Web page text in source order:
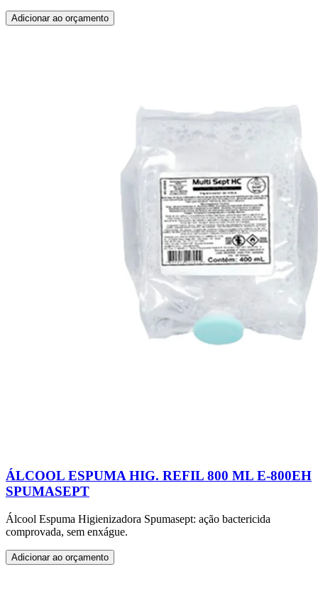
Adicionar ao orçamento
ÁLCOOL ESPUMA HIG. REFIL 800 ML E-800EH
SPUMASEPT
Álcool Espuma Higienizadora Spumasept: ação bactericida
comprovada, sem enxágue.
Adicionar ao orçamento